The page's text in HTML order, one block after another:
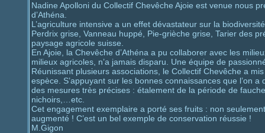
Nadine Apolloni du Collectif Chevêche Ajoie est venue nous
d’Athéna.
L’agriculture intensive a un effet dévastateur sur la
Perdrix grise, Vanneau huppé, Pie-grièche grise, Tarier des
paysage agricole suisse.
En Ajoie, la Chevêche d’Athéna a pu collaborer avec les
milieux agricoles, n’a jamais disparu. Une équipe de
Réunissant plusieurs associations, le Collectif Chevêche a
espèce. S’appuyant sur les bonnes connaissances que l’on
des mesures très précises : étalement de la période de
nichoirs,…etc.
Cet engagement exemplaire a porté ses fruits : non
augmenté ! C’est un bel exemple de conservation réussie !
M.Gigon